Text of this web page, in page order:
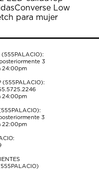
Converse Low
para mujer
(555PALACIO):
3
24:00pm
(555PALACIO):
24:00pm
3
22:00pm